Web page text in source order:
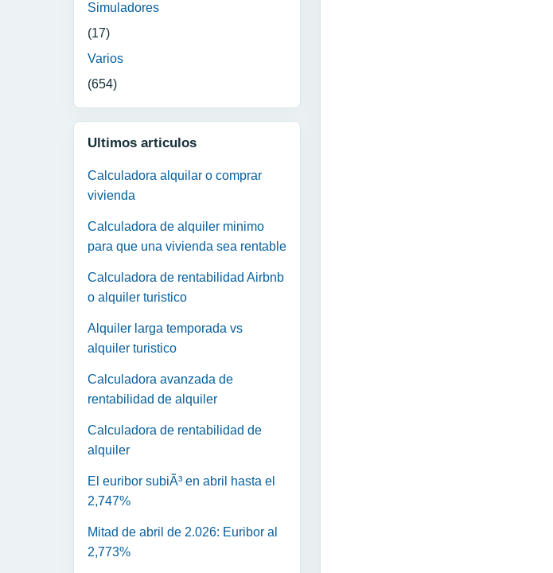
Simuladores
(17)
Varios
(654)
Ultimos articulos
Calculadora alquilar o comprar
vivienda
Calculadora de alquiler minimo
para que una vivienda sea rentable
Calculadora de rentabilidad Airbnb
o alquiler turistico
Alquiler larga temporada vs
alquiler turistico
Calculadora avanzada de
rentabilidad de alquiler
Calculadora de rentabilidad de
alquiler
El euribor subiÃ³ en abril hasta el
2,747%
Mitad de abril de 2.026: Euribor al
2,773%